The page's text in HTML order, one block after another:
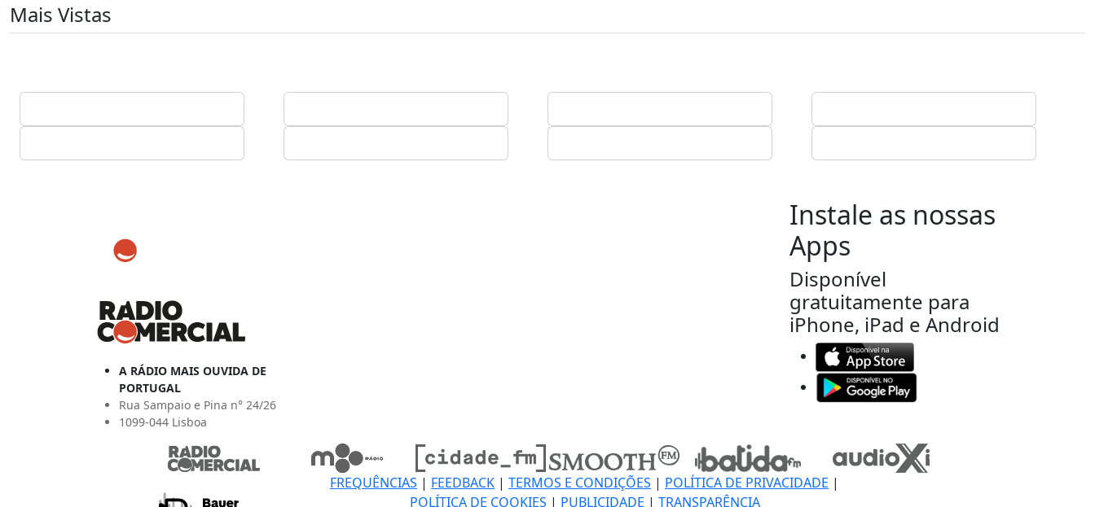
Mais Vistas
A RÁDIO MAIS OUVIDA DE
PORTUGAL
Rua Sampaio e Pina n° 24/26
1099-044 Lisboa
Instale as nossas
Apps
Disponível
gratuitamente para
iPhone, iPad e Android
FREQUÊNCIAS | FEEDBACK | TERMOS E CONDIÇÕES | POLÍTICA DE PRIVACIDADE |
POLÍTICA DE COOKIES | PUBLICIDADE | TRANSPARÊNCIA